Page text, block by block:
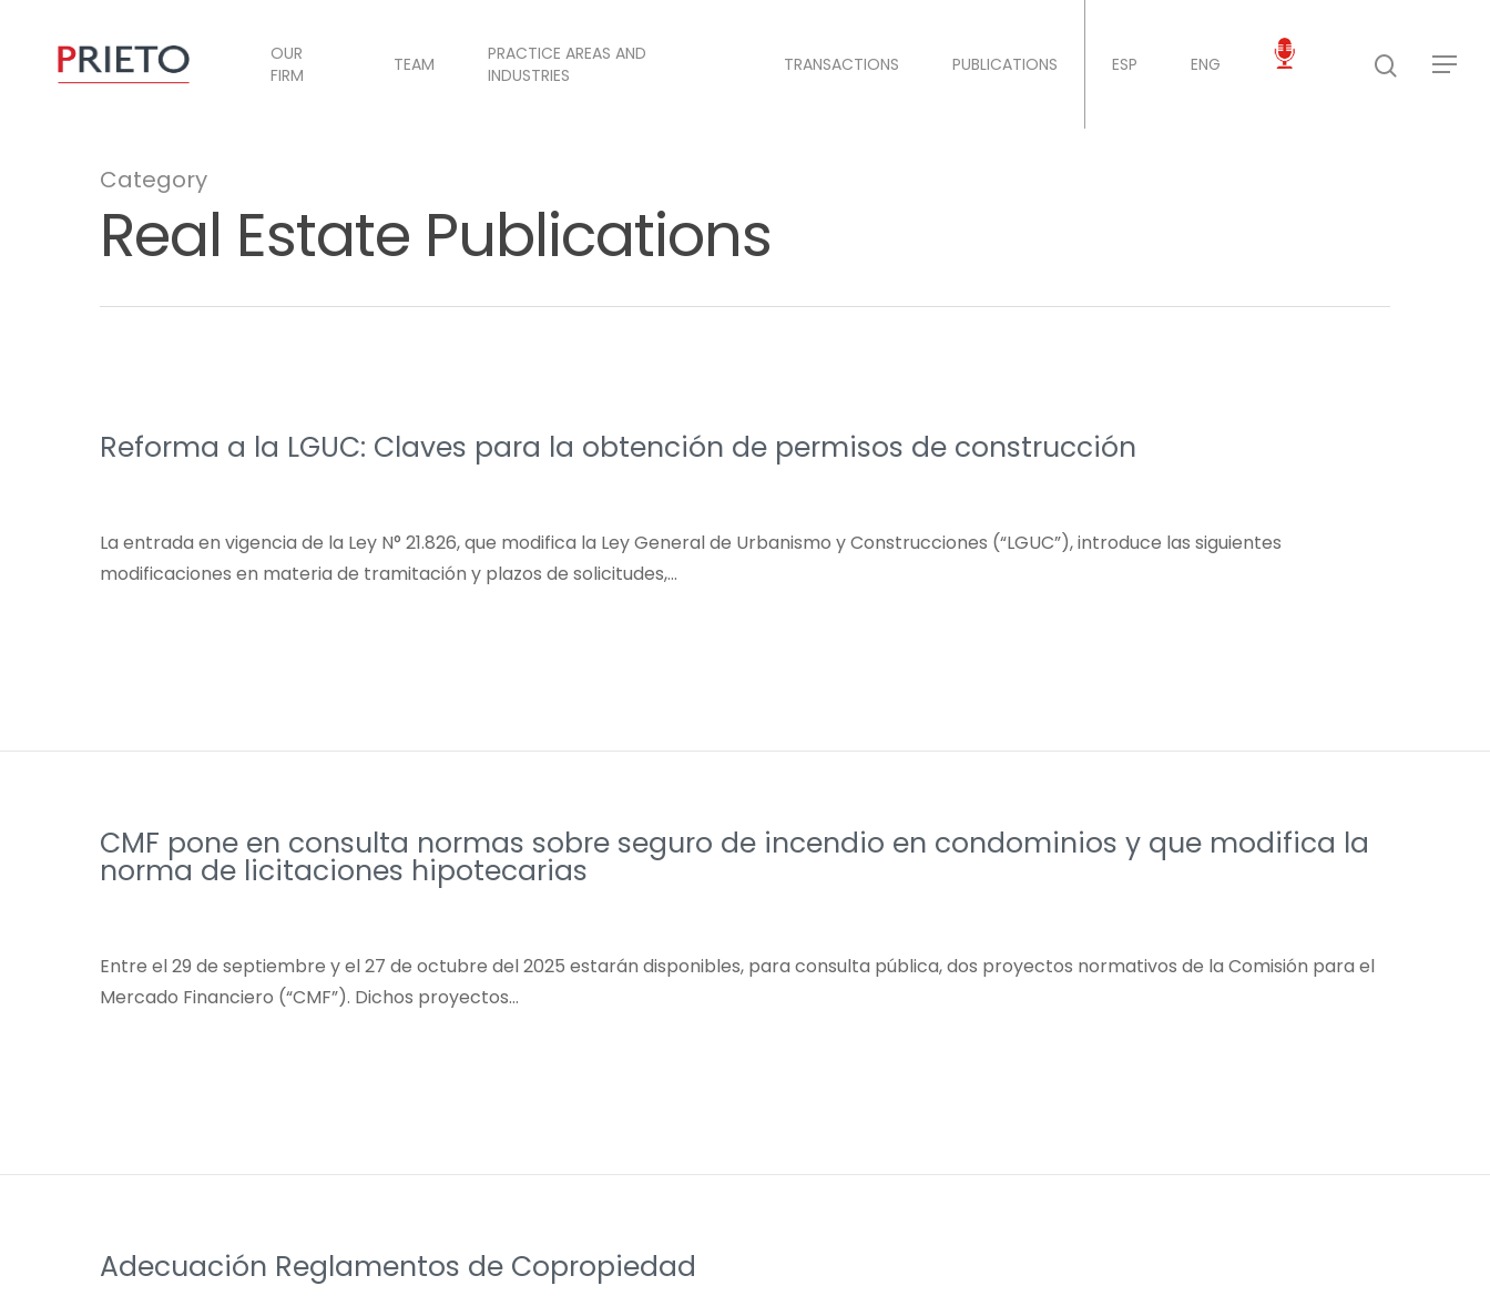
OUR
FIRM
TEAM
PRACTICE AREAS AND
INDUSTRIES
TRANSACTIONS PUBLICATIONS ESP ENG
Category
Real Estate Publications
Reforma a la LGUC: Claves para la obtención de permisos de construcción
La entrada en vigencia de la Ley N° 21.826, que modifica la Ley General de Urbanismo y Construcciones (“LGUC”), introduce las siguientes
modificaciones en materia de tramitación y plazos de solicitudes,…
CMF pone en consulta normas sobre seguro de incendio en condominios y que modifica la
norma de licitaciones hipotecarias
Entre el 29 de septiembre y el 27 de octubre del 2025 estarán disponibles, para consulta pública, dos proyectos normativos de la Comisión para el
Mercado Financiero (“CMF”). Dichos proyectos…
Adecuación Reglamentos de Copropiedad